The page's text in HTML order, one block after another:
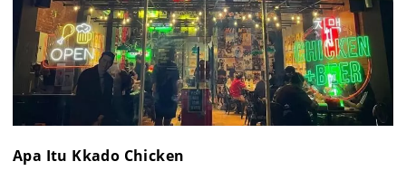
Apa Itu Kkado Chicken